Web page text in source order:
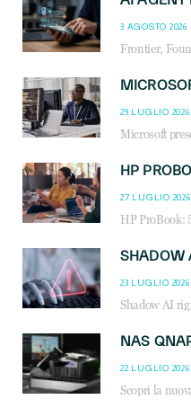
3 AGOSTO 2026
29 LUGLIO 2026
27 LUGLIO 2026
23 LUGLIO 2026
22 LUGLIO 2026